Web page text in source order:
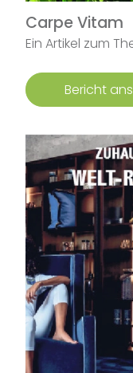
Carpe Vitam
Ein Artikel zum
Bericht